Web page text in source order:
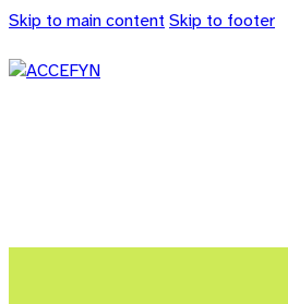
Skip to main content Skip to footer